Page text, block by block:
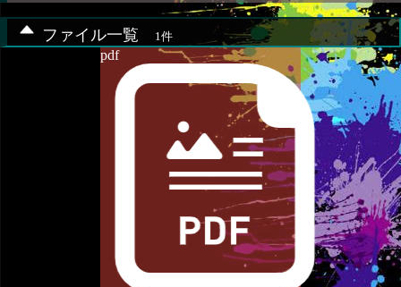
ファイル一覧 1件
pdf